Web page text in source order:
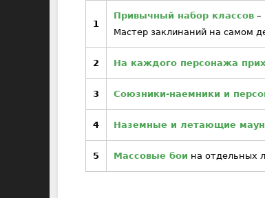
1
Привычный набор классов –
Мастер заклинаний на самом
2 На каждого персонажа
3 Союзники-наемники и
4 Наземные и летающие
5 Массовые бои на отдельных